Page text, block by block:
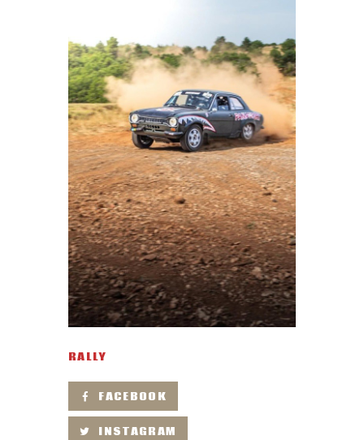
RALLY
FACEBOOK
INSTAGRAM